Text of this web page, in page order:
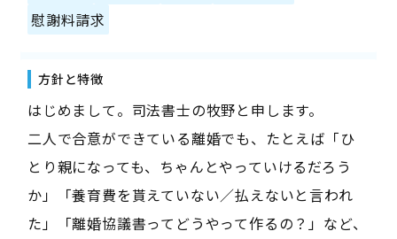
慰謝料請求
方針と特徴
はじめまして。司法書士の牧野と申します。
二人で合意ができている離婚でも、たとえば「ひ
とり親になっても、ちゃんとやっていけるだろう
か」「養育費を貰えていない／払えないと言われ
た」「離婚協議書ってどうやって作るの？」など、